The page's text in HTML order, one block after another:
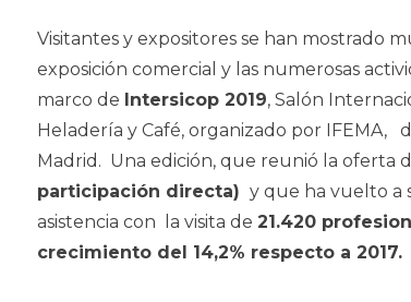
Visitantes y expositores se han mostrado
exposición comercial y las numerosas
marco de Intersicop 2019, Salón
Heladería y Café, organizado por IFEMA,
Madrid. Una edición, que reunió la oferta
participación directa) y que ha vuelto a
asistencia con la visita de 21.420
crecimiento del 14,2% respecto a 2017.